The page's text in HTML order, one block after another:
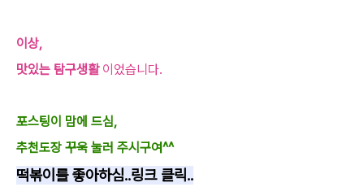
이상,
맛있는 탐구생활이었습니다.
포스팅이 맘에 드심,
추천도장 꾸욱 눌러 주시구여^^
떡볶이를 좋아하심..링크 클릭..